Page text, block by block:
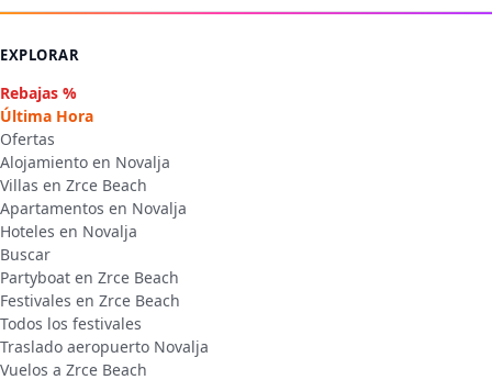
EXPLORAR
Rebajas %
Última Hora
Ofertas
Alojamiento en Novalja
Villas en Zrce Beach
Apartamentos en Novalja
Hoteles en Novalja
Buscar
Partyboat en Zrce Beach
Festivales en Zrce Beach
Todos los festivales
Traslado aeropuerto Novalja
Vuelos a Zrce Beach